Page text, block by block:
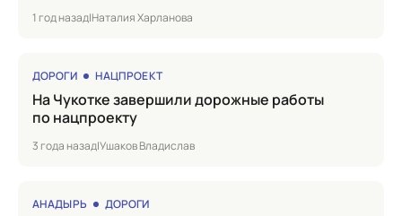
1 год назад|Наталия Харланова
ДОРОГИ НАЦПРОЕКТ
на Чукотке завершили дорожные работы
по нацпроекту
3 года назад|Ушаков Владислав
АНАДЫРЬ ДОРОГИ